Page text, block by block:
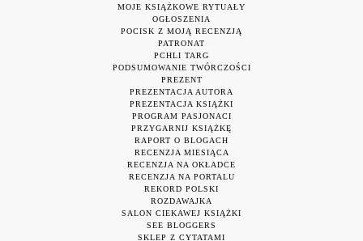
MOJE KSIĄŻKOWE RYTUAŁY
OGŁOSZENIA
POCISK Z MOJĄ RECENZJĄ
PATRONAT
PCHLI TARG
PODSUMOWANIE TWÓRCZOŚCI
PREZENT
PREZENTACJA AUTORA
PREZENTACJA KSIĄŻKI
PROGRAM PASJONACI
PRZYGARNIJ KSIĄŻKĘ
RAPORT O BLOGACH
RECENZJA MIESIĄCA
RECENZJA NA OKŁADCE
RECENZJA NA PORTALU
REKORD POLSKI
ROZDAWAJKA
SALON CIEKAWEJ KSIĄŻKI
SEE BLOGGERS
SKLEP Z CYTATAMI